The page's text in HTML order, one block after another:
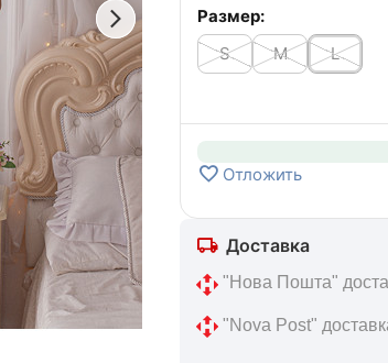
Размер:
S
M L
Отложить
Доставка
"Нова Пошта"
"Nova Post"